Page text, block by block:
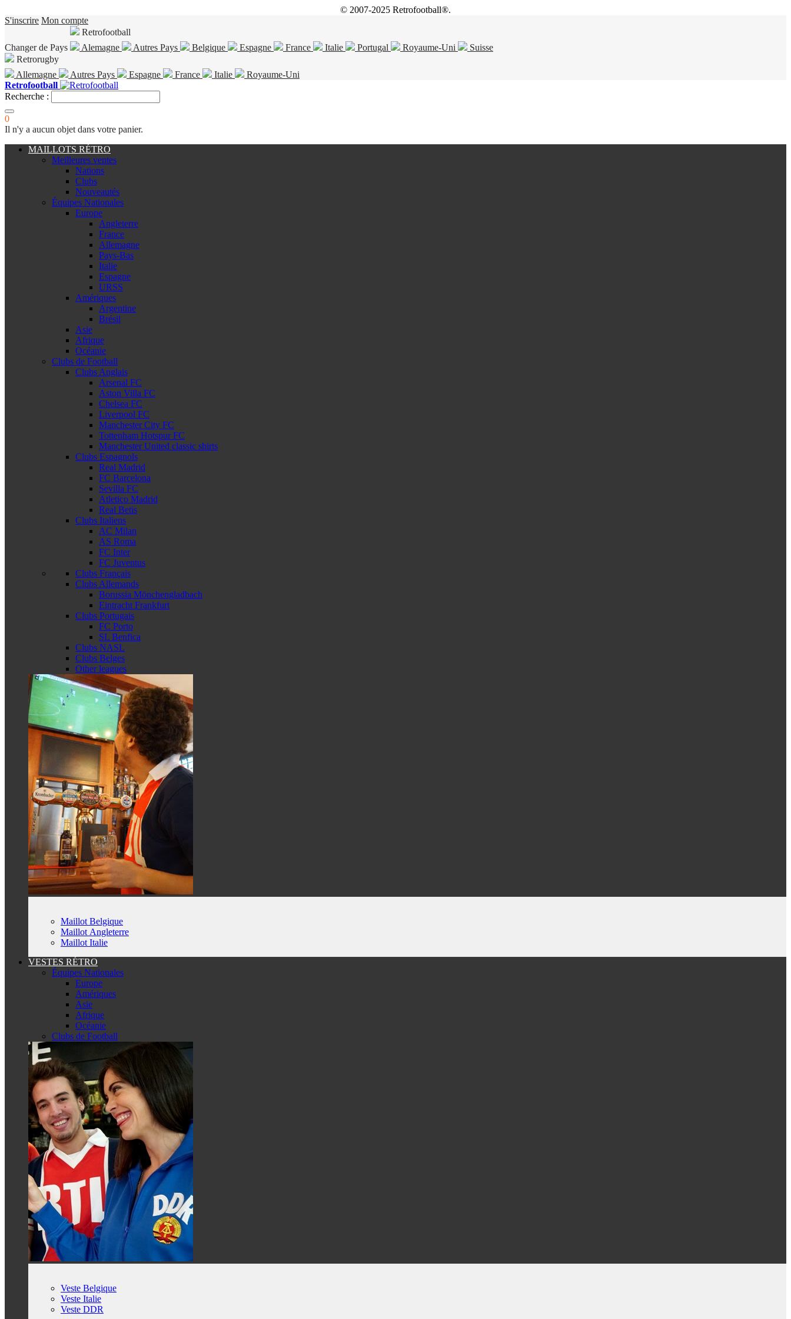
© 2007-2025 Retrofootball®.
S'inscrire Mon compte
Changer de Pays
Retrofootball
Alemagne
Autres Pays Belgique Espagne France Italie Portugal Royaume-Uni
Suisse
Retrorugby
Allemagne
Autres Pays Espagne France Italie
Royaume-Uni
Retrofootball
Recherche :
0
Il n'y a aucun objet dans votre panier.
MAILLOTS RÉTRO
Meilleures ventes
Nations
Clubs
Nouveautés
Équipes Nationales
Europe
Angleterre
France
Allemagne
Pays-Bas
Italie
Espagne
URSS
Amériques
Argentine
Brésil
Asie
Afrique
Océanie
Clubs de Football
Clubs Anglais
Arsenal FC
Aston Villa FC
Chelsea FC
Liverpool FC
Manchester City FC
Tottenham Hotspur FC
Manchester United classic shirts
Clubs Espagnols
Real Madrid
FC Barcelona
Sevilla FC
Atletico Madrid
Real Betis
Clubs Italiens
AC Milan
AS Roma
FC Inter
FC Juventus
Clubs Français
Clubs Allemands
Borussia Mönchengladbach
Eintracht Frankfurt
Clubs Portugais
FC Porto
SL Benfica
Clubs NASL
Clubs Belges
Other leagues
Maillot Belgique
Maillot Angleterre
Maillot Italie
VESTES RÉTRO
Équipes Nationales
Europe
Amériques
Asie
Afrique
Océanie
Clubs de Football
Veste Belgique
Veste Italie
Veste DDR